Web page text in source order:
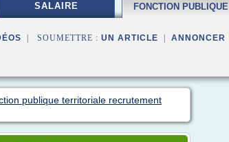
SALAIRE FONCTION PUBLIQUE
| SOUMETTRE : UN ARTICLE ANNONCER
publique territoriale recrutement